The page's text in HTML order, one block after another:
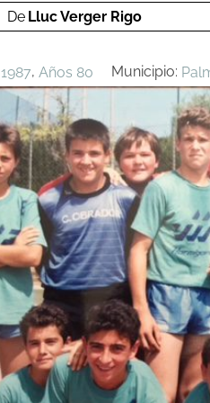
De Lluc Verger Rigo
1987, Años 80 Municipio: